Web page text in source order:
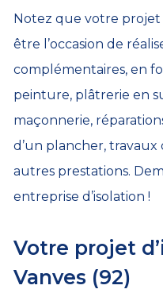
Notez que votre projet
être l’occasion de
complémentaires, en
peinture, plâtrerie en
maçonnerie,
d’un plancher,
autres prestations.
entreprise d’isolation !
Votre projet
Vanves (92)